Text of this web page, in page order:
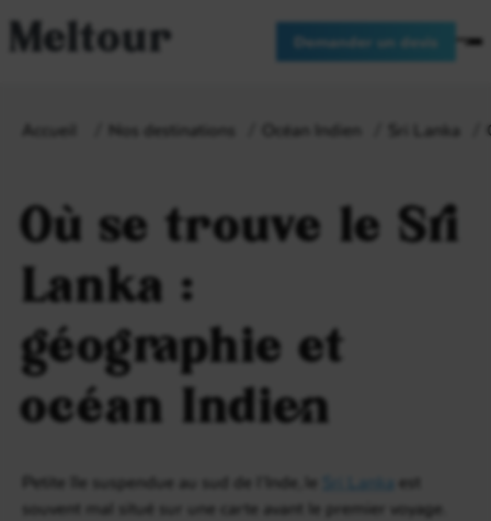
Meltour Demander un devis
Accueil Nos destinations Océan Indien Sri Lanka
Où se trouve le Sri
Lanka :
géographie et
océan Indien
Petite île suspendue au sud de l’Inde, le Sri Lanka est
souvent mal situé sur une carte avant le premier voyage.